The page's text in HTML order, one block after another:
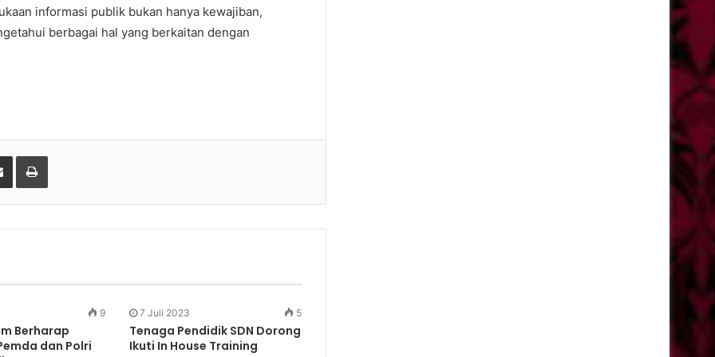
informasi publik bukan hanya kewajiban,
berbagai hal yang berkaitan dengan
Share via Email Print
9
Berharap
dan Polri
7 Juli 2023 5
Tenaga Pendidik SDN Dorong
Ikuti In House Training